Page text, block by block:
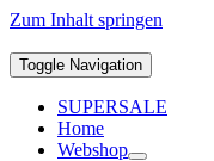
Zum Inhalt springen
Toggle Navigation
SUPERSALE
Home
Webshop